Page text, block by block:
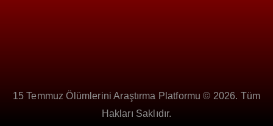
15 Temmuz Ölümlerini Araştırma Platformu © 2026. Tüm
Hakları Saklıdır.